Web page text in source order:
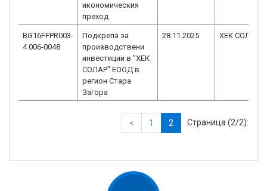
икономическия
преход
BG16FFPR003-
4.006-0048
Подкрепа за
производствени
инвестиции в "ХЕК
СОЛАР" ЕООД в
регион Стара
Загора
28.11.2025 ХЕК СОЛАР
Страница (2/2):
< 1 2